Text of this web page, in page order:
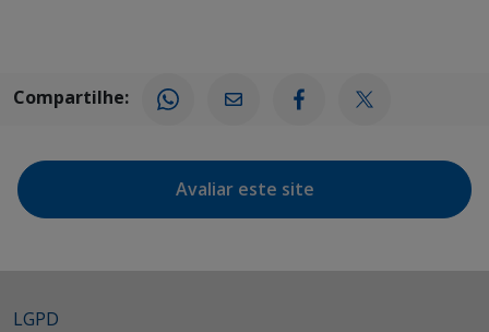
Compartilhe:
Avaliar este site
LGPD